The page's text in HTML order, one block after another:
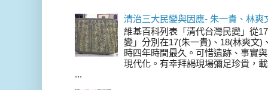
清治三大民變與因應- 朱一貴、林爽
維基百科列表「清代台灣民變」從
變」分別在17(朱一貴)、18(林爽文)
時四年時間最久。可惜遺跡、事實
現代化。有幸拜謁現場彌足珍貴，
...